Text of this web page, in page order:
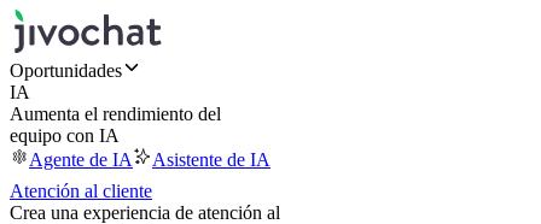
Oportunidades
IA
Aumenta el rendimiento del
equipo con IA
Agente de IA
Asistente de IA
Atención al cliente
Crea una experiencia de atención al